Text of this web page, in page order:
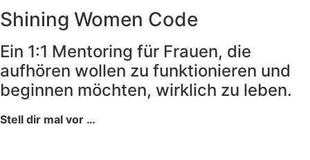
Shining Women Code
Ein 1:1 Mentoring für Frauen, die
aufhören wollen zu funktionieren und
beginnen möchten, wirklich zu leben.
Stell dir mal vor …